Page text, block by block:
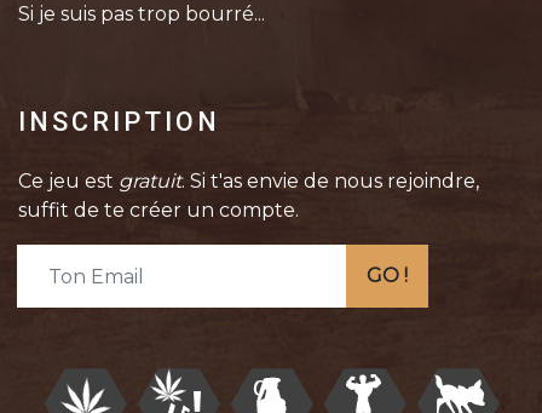
Si je suis pas trop bourré...
INSCRIPTION
Ce jeu est gratuit. Si t'as envie de nous rejoindre,
suffit de te créer un compte.
GO !